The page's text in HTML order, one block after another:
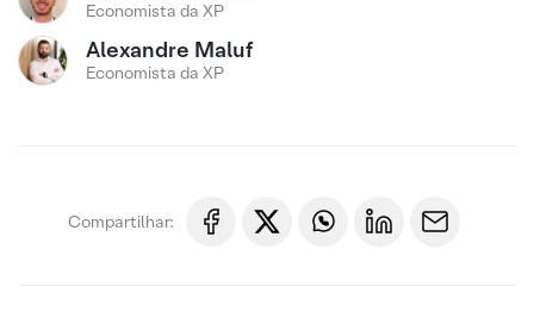
Economista da XP
Alexandre Maluf
Economista da XP
Compartilhar: